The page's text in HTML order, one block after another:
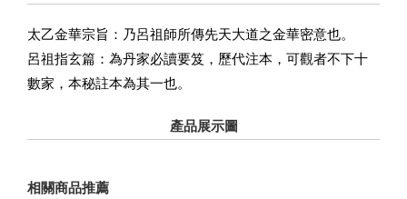
太乙金華宗旨：乃呂祖師所傳先天大道之金華密意也。
呂祖指玄篇：為丹家必讀要笈，歷代注本，可觀者不下十
數家，本秘註本為其一也。
產品展示圖
相關商品推薦